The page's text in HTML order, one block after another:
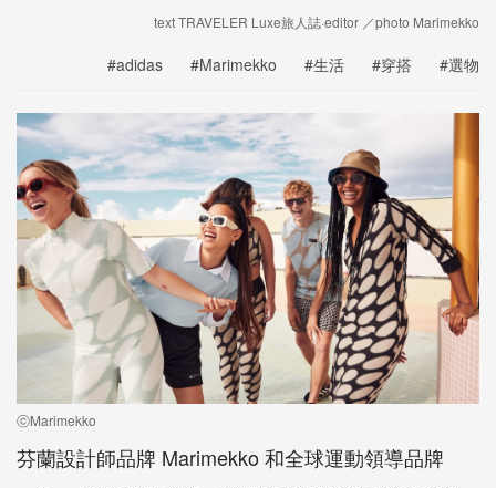
text TRAVELER Luxe旅人誌·editor ／photo Marimekko
#adidas #Marimekko #生活 #穿搭 #選物
ⓒMarimekko
芬蘭設計師品牌 Marimekko 和全球運動領導品牌